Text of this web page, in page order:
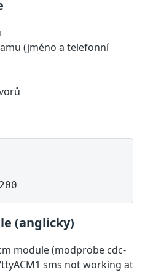
(jméno a telefonní
(anglicky)
module (modprobe cdc-
sms not working at